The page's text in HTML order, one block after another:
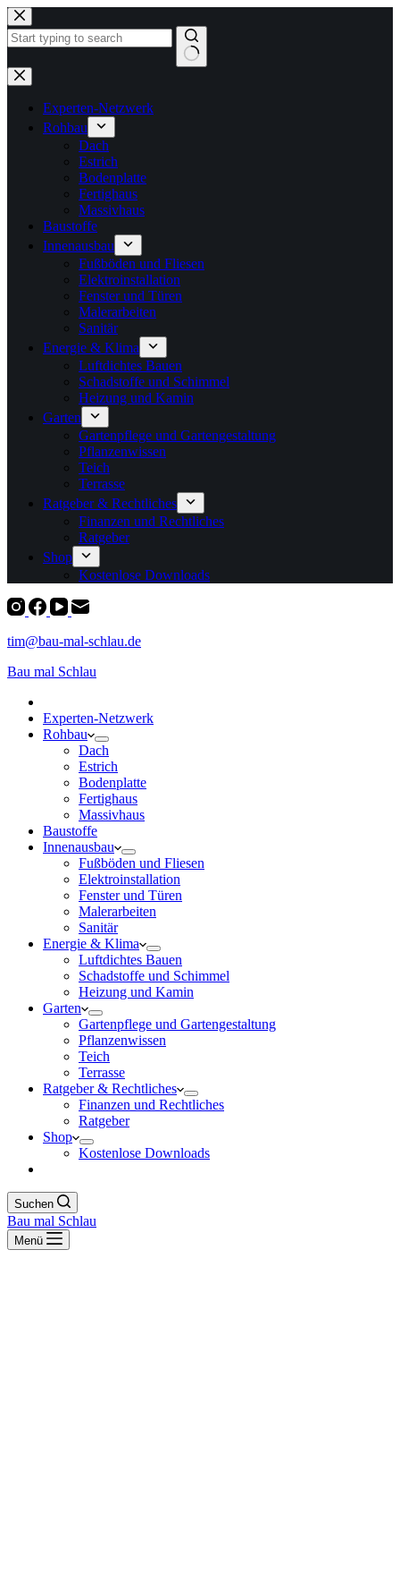
Zum
Inhalt
springen
Keine
Ergebnisse
Experten-Netzwerk
Rohbau
Dach
Estrich
Bodenplatte
Fertighaus
Massivhaus
Baustoffe
Innenausbau
Fußböden und Fliesen
Elektroinstallation
Fenster und Türen
Malerarbeiten
Sanitär
Energie & Klima
Luftdichtes Bauen
Schadstoffe und Schimmel
Heizung und Kamin
Garten
Gartenpflege und Gartengestaltung
Pflanzenwissen
Teich
Terrasse
Ratgeber & Rechtliches
Finanzen und Rechtliches
Ratgeber
Shop
Kostenlose Downloads
tim@bau-mal-schlau.de
Bau mal Schlau
Experten-Netzwerk
Rohbau
Dach
Estrich
Bodenplatte
Fertighaus
Massivhaus
Baustoffe
Innenausbau
Fußböden und Fliesen
Elektroinstallation
Fenster und Türen
Malerarbeiten
Sanitär
Energie & Klima
Luftdichtes Bauen
Schadstoffe und Schimmel
Heizung und Kamin
Garten
Gartenpflege und Gartengestaltung
Pflanzenwissen
Teich
Terrasse
Ratgeber & Rechtliches
Finanzen und Rechtliches
Ratgeber
Shop
Kostenlose Downloads
Suchen
Bau mal Schlau
Menü